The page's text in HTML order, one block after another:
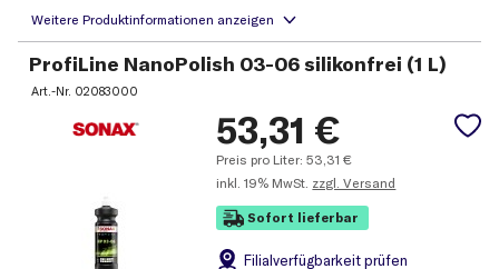
ProfiLine NanoPolish 03-06 silikonfrei (1 L)
Art.-Nr. 02083000
53,31 €
Preis pro Liter:53,31 €
inkl. 19% MwSt. zzgl. Versand
Sofort lieferbar
Filialverfügbarkeit prüfen